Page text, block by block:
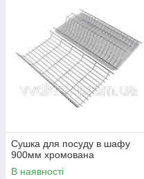
Сушка для посуду в шафу
900мм хромована
В наявності